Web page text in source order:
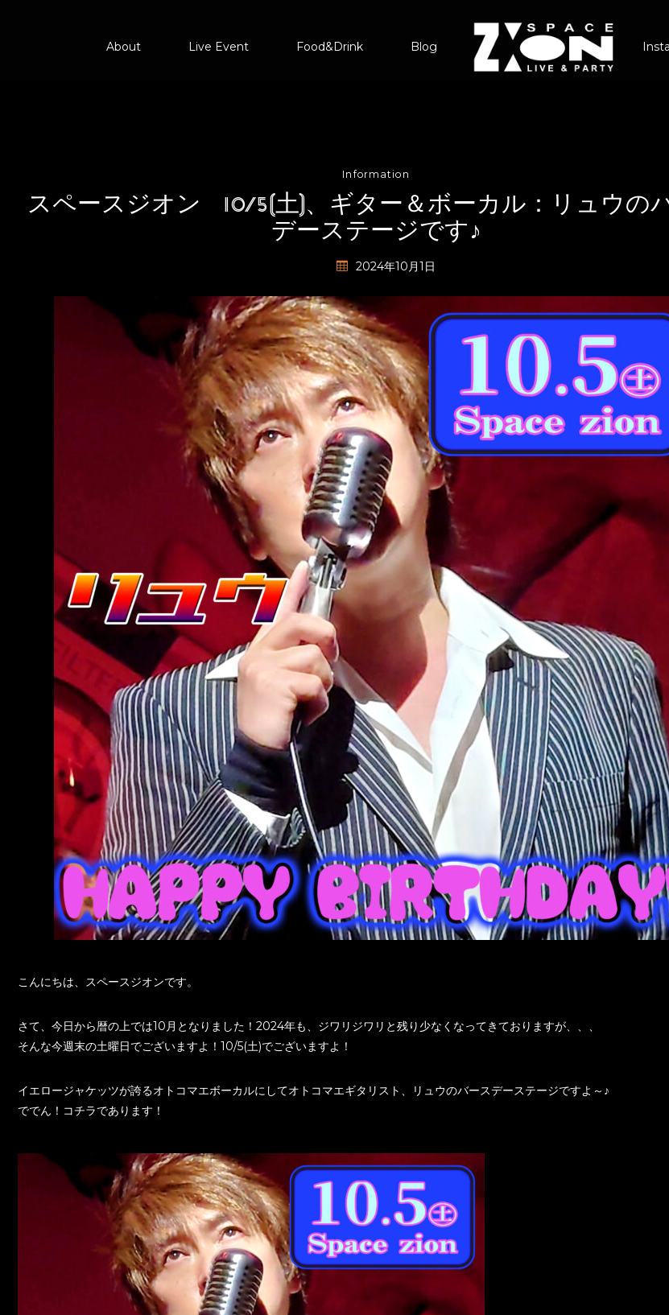
About Live Event Food&Drink Blog
Information
スペースジオン 10/5(土)、ギター＆ボーカル：リュウの
デーステージです♪
2024年10月1日
こんにちは、スペースジオンです。
さて、今日から暦の上では10月となりました！2024年も、ジワリジワリと残り少なくなってきておりますが、、、
そんな今週末の土曜日でございますよ！10/5(土)でございますよ！
イエロージャケッツが誇るオトコマエボーカルにしてオトコマエギタリスト、リュウのバースデーステージですよ～♪
ででん！コチラであります！